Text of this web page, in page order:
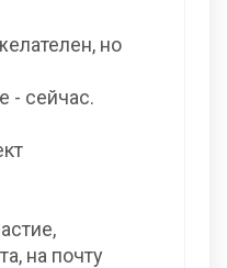
но
- сейчас.
на почту